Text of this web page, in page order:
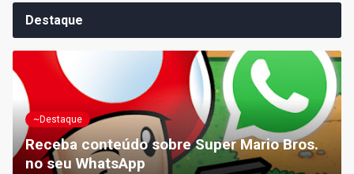
Destaque
~Destaque
Receba conteúdo sobre Super Mario Bros.
no seu WhatsApp